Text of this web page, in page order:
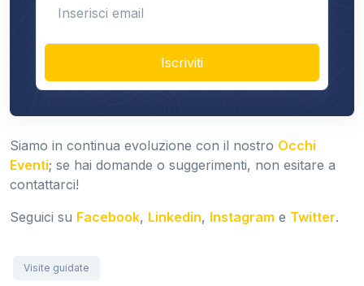
Iscriviti
Siamo in continua evoluzione con il nostro Occhi
Eventi; se hai domande o suggerimenti, non esitare a
contattarci!
Seguici su Facebook, Linkedin, Instagram e Twitter.
Visite guidate